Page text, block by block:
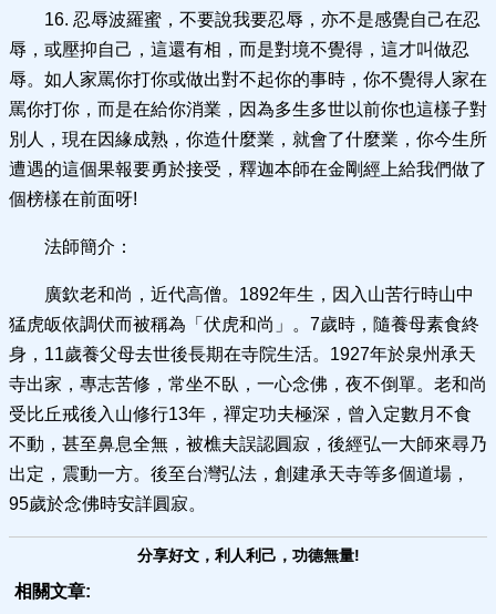
16. 忍辱波羅蜜，不要說我要忍辱，亦不是感覺自己在忍
辱，或壓抑自己，這還有相，而是對境不覺得，這才叫做忍
辱。如人家罵你打你或做出對不起你的事時，你不覺得人家在
罵你打你，而是在給你消業，因為多生多世以前你也這樣子對
別人，現在因緣成熟，你造什麼業，就會了什麼業，你今生所
遭遇的這個果報要勇於接受，釋迦本師在金剛經上給我們做了
個榜樣在前面呀!
法師簡介：
廣欽老和尚，近代高僧。1892年生，因入山苦行時山中
猛虎皈依調伏而被稱為「伏虎和尚」。7歲時，隨養母素食終
身，11歲養父母去世後長期在寺院生活。1927年於泉州承天
寺出家，專志苦修，常坐不臥，一心念佛，夜不倒單。老和尚
受比丘戒後入山修行13年，禪定功夫極深，曾入定數月不食
不動，甚至鼻息全無，被樵夫誤認圓寂，後經弘一大師來尋乃
出定，震動一方。後至台灣弘法，創建承天寺等多個道場，
95歲於念佛時安詳圓寂。
分享好文，利人利己，功德無量!
相關文章: